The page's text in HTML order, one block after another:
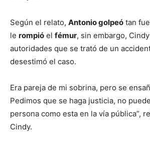
Según el relato, Antonio golpeó tan
le rompió el fémur, sin embargo,
autoridades que se trató de un
desestimó el caso.
Era pareja de mi sobrina, pero se
Pedimos que se haga justicia, no
persona como esta en la vía pública”,
Cindy.